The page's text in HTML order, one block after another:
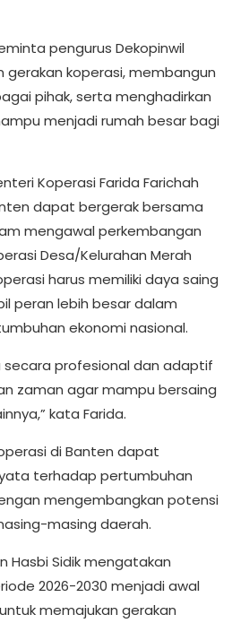
pengurus Dekopinwil
koperasi, membangun
pihak, serta menghadirkan
menjadi rumah besar bagi
Koperasi Farida Farichah
dapat bergerak bersama
mengawal perkembangan
Desa/Kelurahan Merah
harus memiliki daya saing
peran lebih besar dalam
ekonomi nasional.
secara profesional dan adaptif
zaman agar mampu bersaing
kata Farida.
di Banten dapat
terhadap pertumbuhan
mengembangkan potensi
masing daerah.
Hasbi Sidik mengatakan
2026-2030 menjadi awal
memajukan gerakan